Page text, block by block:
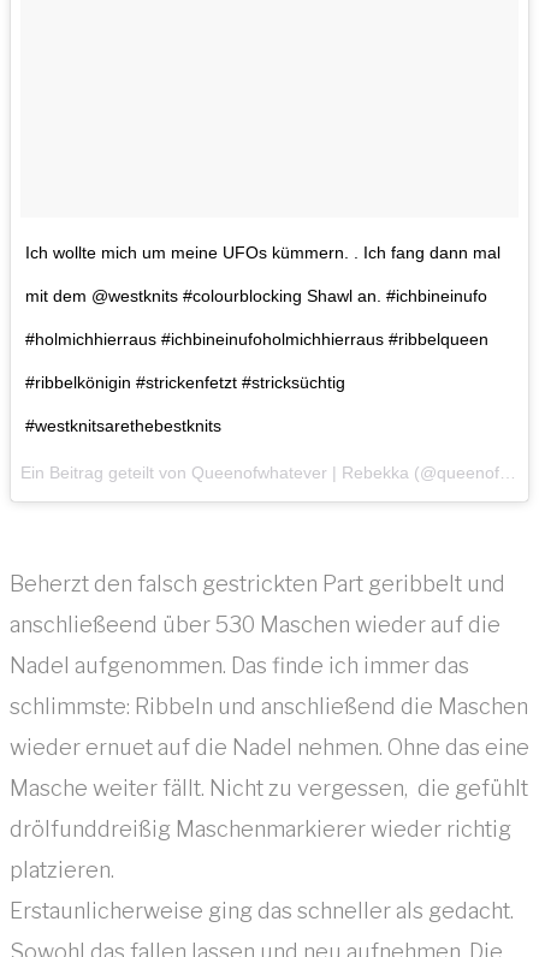
Ich wollte mich um meine UFOs kümmern. . Ich fang dann mal
mit dem @westknits #colourblocking Shawl an. #ichbineinufo
#holmichhierraus #ichbineinufoholmichhierraus #ribbelqueen
#ribbelkönigin #strickenfetzt #stricksüchtig
#westknitsarethebestknits
Beherzt den falsch gestrickten Part geribbelt und
anschließeend über 530 Maschen wieder auf die
Nadel aufgenommen. Das finde ich immer das
schlimmste: Ribbeln und anschließend die Maschen
wieder ernuet auf die Nadel nehmen. Ohne das eine
Masche weiter fällt. Nicht zu vergessen, die gefühlt
drölfunddreißig Maschenmarkierer wieder richtig
platzieren.
Erstaunlicherweise ging das schneller als gedacht.
Sowohl das fallen lassen und neu aufnehmen. Die